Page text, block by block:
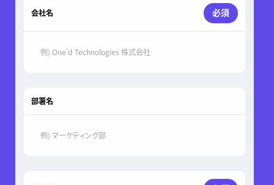
会社名 必須
部署名